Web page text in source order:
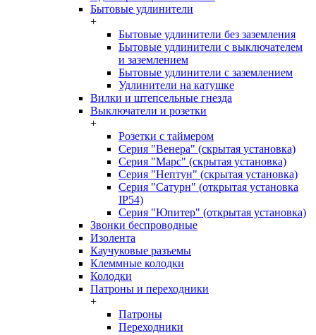
Бытовые удлинители
+
Бытовые удлинители без заземления
Бытовые удлинители с выключателем
и заземлением
Бытовые удлинители с заземлением
Удлинители на катушке
Вилки и штепсельные гнезда
Выключатели и розетки
+
Розетки с таймером
Серия "Венера" (скрытая установка)
Серия "Марс" (скрытая установка)
Серия "Нептун" (скрытая установка)
Серия "Сатурн" (открытая установка
IP54)
Серия "Юпитер" (открытая установка)
Звонки беспроводные
Изолента
Каучуковые разъемы
Клеммные колодки
Колодки
Патроны и переходники
+
Патроны
Переходники